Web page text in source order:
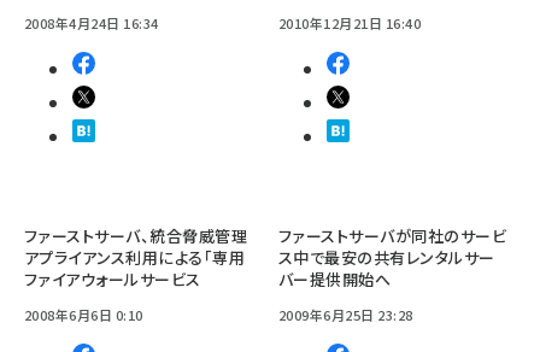
2008年4月24日 16:34 2010年12月21日 16:40
ファーストサーバ、統合脅威管理
アプライアンス利用による「専用
ファイアウォールサービス
2008年6月6日 0:10
ファーストサーバが同社のサービ
ス中で最安の共有レンタルサー
バー提供開始へ
2009年6月25日 23:28